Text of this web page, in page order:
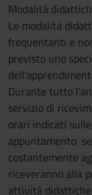
Modalità
Le modalità
frequentanti e
previsto uno
Durante tutto
servizio di
orari indicati
appuntamento,
costantemente
riceveranno alla
attività